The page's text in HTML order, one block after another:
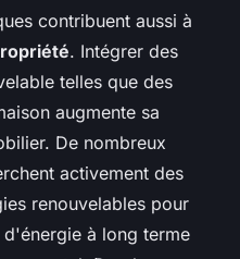
contribuent aussi à
. Intégrer des
telles que des
augmente sa
De nombreux
activement des
renouvelables pour
à long terme